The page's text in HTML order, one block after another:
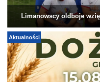
Limanowscy oldboje
Aktualności